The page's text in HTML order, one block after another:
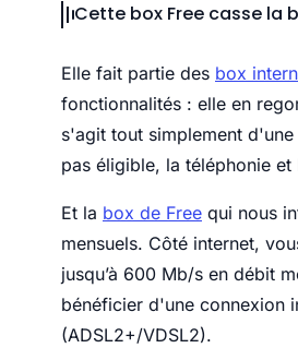
Cette box Free casse la
Elle fait partie des box
fonctionnalités : elle en
s'agit tout simplement
pas éligible, la téléphonie
Et la box de Free qui nous
mensuels. Côté internet,
jusqu’à 600 Mb/s en débit
bénéficier d'une connexion
(ADSL2+/VDSL2).